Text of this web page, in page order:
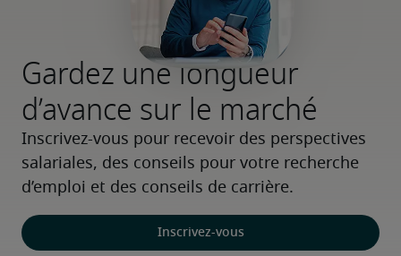
Gardez une longueur
d’avance sur le marché
Inscrivez-vous pour recevoir des perspectives
salariales, des conseils pour votre recherche
d’emploi et des conseils de carrière.
Inscrivez-vous